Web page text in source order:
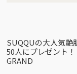
SUQQUの大人気艶
50人にプレゼント
GRAND